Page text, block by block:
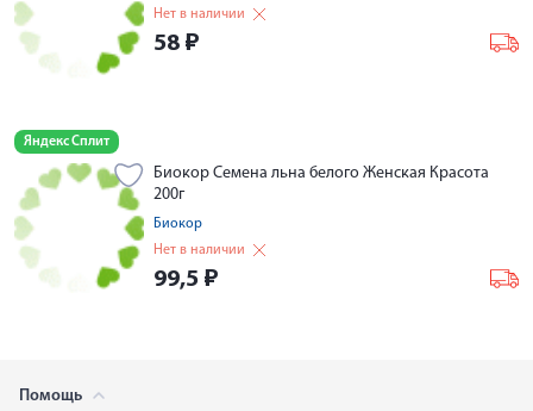
Нет в наличии
58 ₽
Яндекс Сплит
Биокор Семена льна белого Женская Красота
200г
Биокор
Нет в наличии
99,5 ₽
Помощь